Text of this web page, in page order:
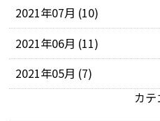
2021年07月 (10)
2021年06月 (11)
2021年05月 (7)
カテ